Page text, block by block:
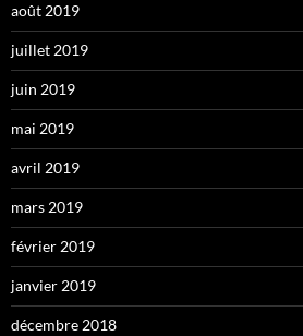
août 2019
juillet 2019
juin 2019
mai 2019
avril 2019
mars 2019
février 2019
janvier 2019
décembre 2018